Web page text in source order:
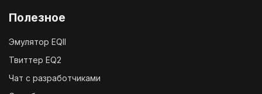
Полезное
Эмулятор EQII
Твиттер EQ2
Чат с разработчиками